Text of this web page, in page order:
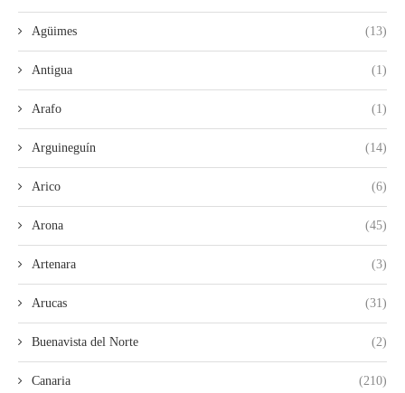
Agüimes (13)
Antigua (1)
Arafo (1)
Arguineguín (14)
Arico (6)
Arona (45)
Artenara (3)
Arucas (31)
Buenavista del Norte (2)
Canaria (210)